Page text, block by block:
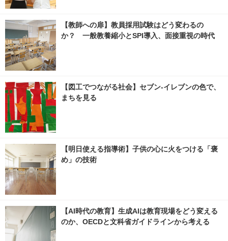
【教師への扉】教員採用試験はどう変わるの
か？ 一般教養縮小とSPI導入、面接重視の時代
【図工でつながる社会】セブン‐イレブンの色で、
まちを見る
【明日使える指導術】子供の心に火をつける「褒
め」の技術
【AI時代の教育】生成AIは教育現場をどう変える
のか、OECDと文科省ガイドラインから考える